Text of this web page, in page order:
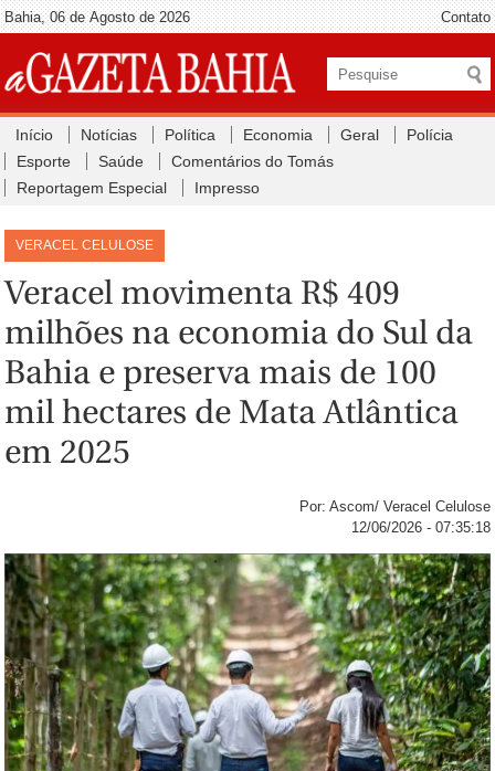
Bahia, 06 de Agosto de 2026 Contato
Início Notícias Política Economia Geral
Polícia
Esporte
Saúde
Comentários do Tomás
Reportagem Especial
Impresso
VERACEL CELULOSE
Veracel movimenta R$ 409
milhões na economia do Sul da
Bahia e preserva mais de 100
mil hectares de Mata Atlântica
em 2025
Por: Ascom/ Veracel Celulose
12/06/2026 - 07:35:18